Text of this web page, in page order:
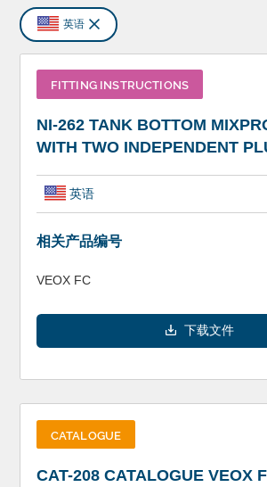
英语
FITTING INSTRUCTIONS
NI-262 TANK BOTTOM
WITH TWO INDEPENDENT
英语
相关产品编号
VEOX FC
下载文件
CATALOGUE
CAT-208 CATALOGUE VEOX